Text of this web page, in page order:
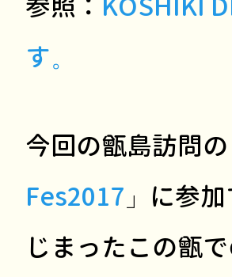
す。
今回の甑島訪問
Fes2017 」に参
じまったこの甑